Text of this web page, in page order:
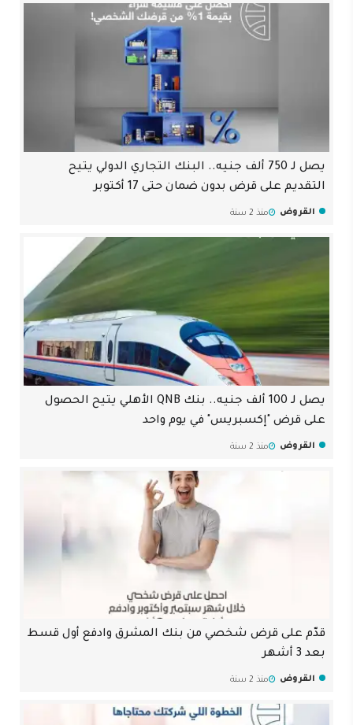
يصل لـ 750 ألف جنيه.. البنك التجاري الدولي يتيح
التقديم على قرض بدون ضمان حتى 17 أكتوبر
القروض منذ 2 سنة
يصل لـ 100 ألف جنيه.. بنك QNB الأهلي يتيح الحصول
على قرض "إكسبريس" في يوم واحد
القروض منذ 2 سنة
قدّم على قرض شخصي من بنك المشرق وادفع أول قسط
بعد 3 أشهر
القروض منذ 2 سنة